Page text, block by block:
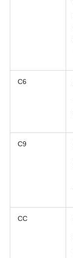
C6
C9
CC